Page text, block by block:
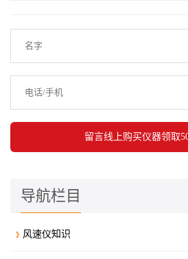
导航栏目
风速仪知识